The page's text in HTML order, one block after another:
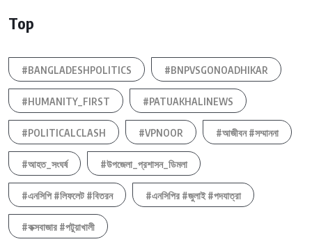
Top
#BANGLADESHPOLITICS #BNPVSGONOADHIKAR
#HUMANITY_FIRST #PATUAKHALINEWS
#POLITICALCLASH #VPNOOR #আজীবন #সম্মাননা
#আহত_সংঘর্ষ #উপজেলা_প্রশাসন_ডিমলা
#এনসিপি #লিফলেট #বিতরন #এনসিপির #জুলাই #পদযাত্রা
#কক্সবাজার #পটুয়াখালী